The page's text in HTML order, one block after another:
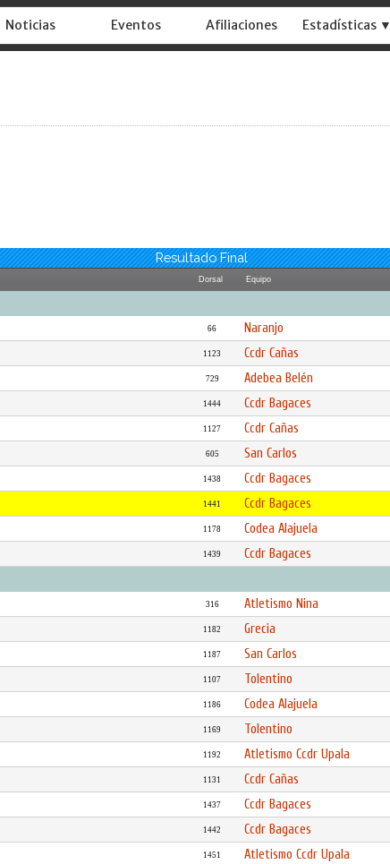
Noticias Eventos Afiliaciones Estadísticas ▼
Resultado Final
Dorsal Equipo
66 Naranjo
1123 Ccdr Cañas
729 Adebea Belén
1444 Ccdr Bagaces
1127 Ccdr Cañas
605 San Carlos
1438 Ccdr Bagaces
1441 Ccdr Bagaces
1178 Codea Alajuela
1439 Ccdr Bagaces
316 Atletismo Nina
1182 Grecia
1187 San Carlos
1107 Tolentino
1186 Codea Alajuela
1169 Tolentino
1192 Atletismo Ccdr Upala
1131 Ccdr Cañas
1437 Ccdr Bagaces
1442 Ccdr Bagaces
1451 Atletismo Ccdr Upala